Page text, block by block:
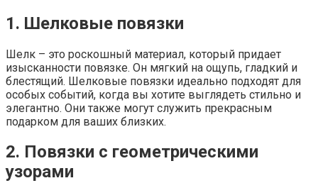
1. Шелковые повязки
Шелк – это роскошный материал, который придает
изысканности повязке. Он мягкий на ощупь, гладкий и
блестящий. Шелковые повязки идеально подходят для
особых событий, когда вы хотите выглядеть стильно и
элегантно. Они также могут служить прекрасным
подарком для ваших близких.
2. Повязки с геометрическими
узорами